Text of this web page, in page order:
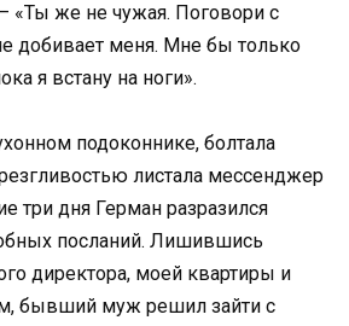
«Ты же не чужая. Поговори с
добивает меня. Мне бы только
я встану на ноги».
подоконнике, болтала
листала мессенджер
три дня Герман разразился
посланий. Лишившись
директора, моей квартиры и
бывший муж решил зайти с